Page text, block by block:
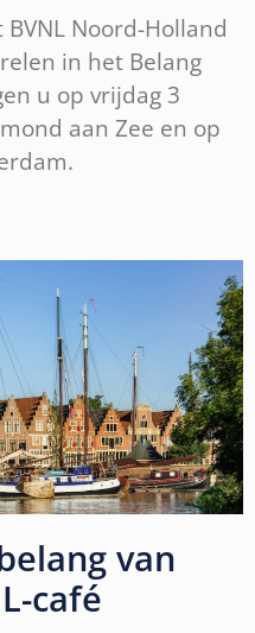
Noord-Holland
in het Belang
u op vrijdag 3
aan Zee en op
van
café